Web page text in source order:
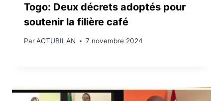
Togo: Deux décrets adoptés pour
soutenir la filière café
ParACTUBILAN 7 novembre 2024